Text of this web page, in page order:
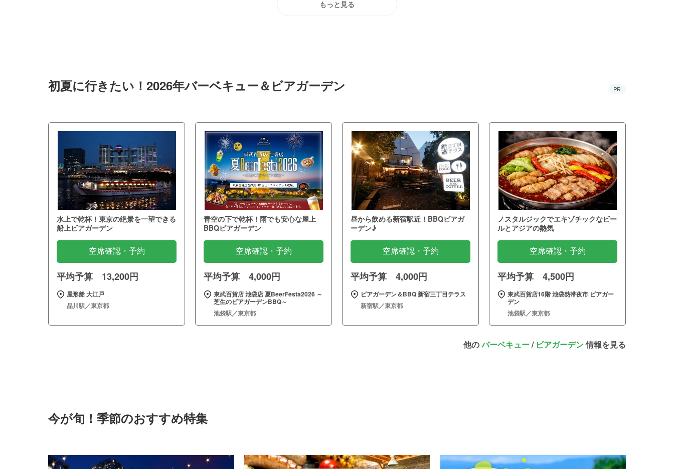
もっと見る
初夏に行きたい！2026年バーベキュー＆ビアガーデン PR
水上で乾杯！東京の絶景を一望できる
船上ビアガーデン
空席確認・予約
平均予算 13,200円
屋形船 大江戸
品川駅／東京都
青空の下で乾杯！雨でも安心な屋上
BBQビアガーデン
空席確認・予約
平均予算 4,000円
東武百貨店 池袋店 夏BeerFesta2026 ～
芝生のビアガーデンBBQ～
池袋駅／東京都
昼から飲める新宿駅近！BBQビアガ
ーデン♪
空席確認・予約
平均予算 4,000円
ビアガーデン＆BBQ 新宿三丁目テラス
新宿駅／東京都
ノスタルジックでエキゾチックなビー
ルとアジアの熱気
空席確認・予約
平均予算 4,500円
東武百貨店16階 池袋熱帯夜市 ビアガー
デン
池袋駅／東京都
他のバーベキュー/ ビアガーデン情報を見る
今が旬！季節のおすすめ特集